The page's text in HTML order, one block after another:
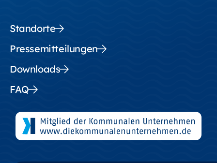
Standorte
Pressemitteilungen
Downloads
FAQ